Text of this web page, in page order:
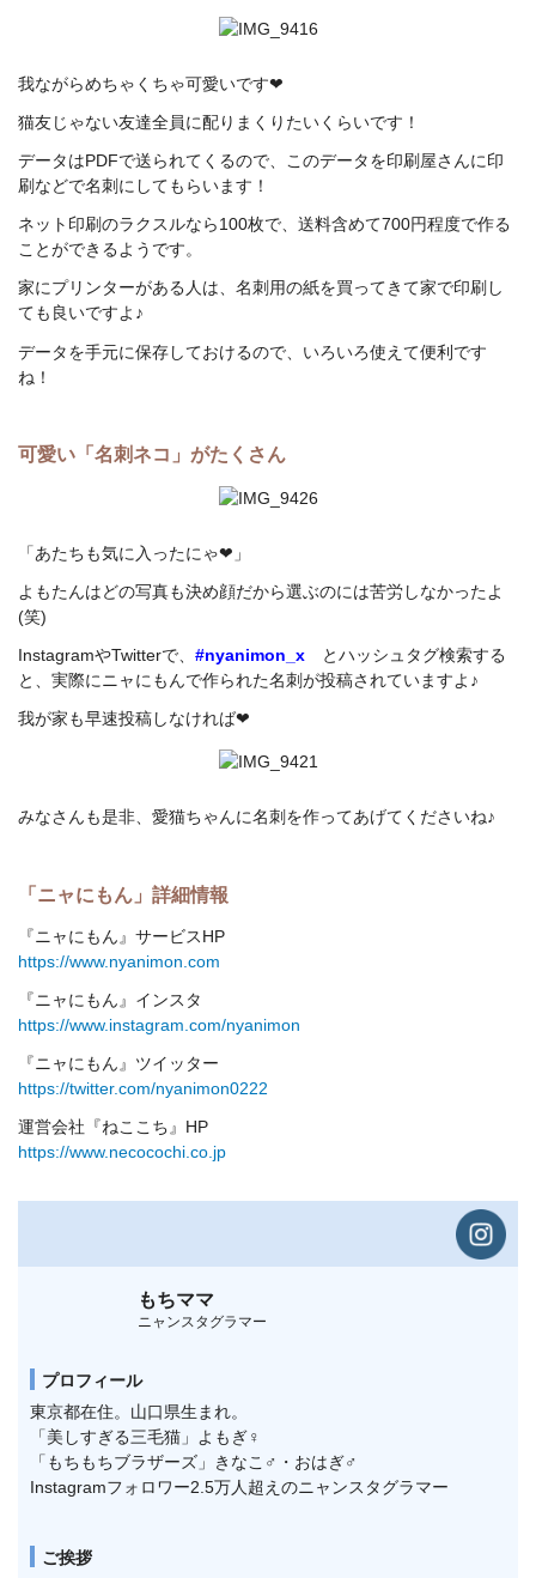
我ながらめちゃくちゃ可愛いです❤
猫友じゃない友達全員に配りまくりたいくらいです！
データはPDFで送られてくるので、このデータを印刷屋さんに印
刷などで名刺にしてもらいます！
ネット印刷のラクスルなら100枚で、送料含めて700円程度で作る
ことができるようです。
家にプリンターがある人は、名刺用の紙を買ってきて家で印刷し
ても良いですよ♪
データを手元に保存しておけるので、いろいろ使えて便利です
ね！
可愛い「名刺ネコ」がたくさん
「あたちも気に入ったにゃ❤」
よもたんはどの写真も決め顔だから選ぶのには苦労しなかったよ
(笑)
InstagramやTwitterで、 #nyanimon_x とハッシュタグ検索する
と、実際にニャにもんで作られた名刺が投稿されていますよ♪
我が家も早速投稿しなければ❤
みなさんも是非、愛猫ちゃんに名刺を作ってあげてくださいね♪
「ニャにもん」詳細情報
『ニャにもん』サービスHP
https://www.nyanimon.com
『ニャにもん』インスタ
https://www.instagram.com/nyanimon
『ニャにもん』ツイッター
https://twitter.com/nyanimon0222
運営会社『ねここち』HP
https://www.necocochi.co.jp
もちママ
ニャンスタグラマー
プロフィール
東京都在住。山口県生まれ。
「美しすぎる三毛猫」よもぎ♀
「もちもちブラザーズ」きなこ♂・おはぎ♂
Instagramフォロワー2.5万人超えのニャンスタグラマー
ご挨拶